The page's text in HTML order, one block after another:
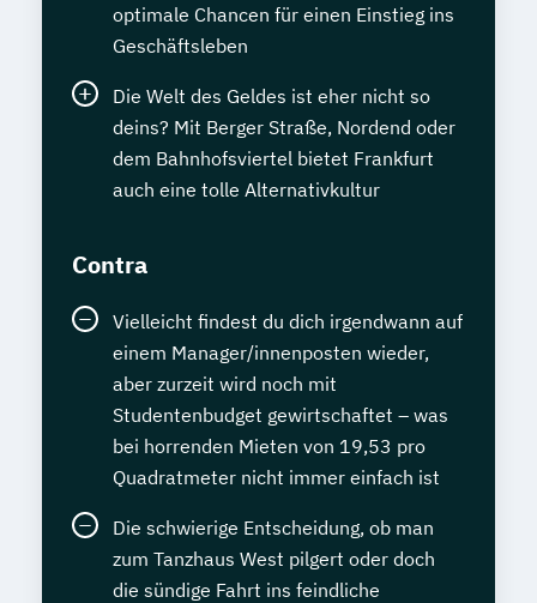
optimale Chancen für einen Einstieg ins
Geschäftsleben
Die Welt des Geldes ist eher nicht so
deins? Mit Berger Straße, Nordend oder
dem Bahnhofsviertel bietet Frankfurt
auch eine tolle Alternativkultur
Contra
Vielleicht findest du dich irgendwann auf
einem Manager/innenposten wieder,
aber zurzeit wird noch mit
Studentenbudget gewirtschaftet – was
bei horrenden Mieten von 19,53 pro
Quadratmeter nicht immer einfach ist
Die schwierige Entscheidung, ob man
zum Tanzhaus West pilgert oder doch
die sündige Fahrt ins feindliche